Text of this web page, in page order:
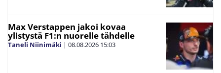
Max Verstappen jakoi kovaa
ylistystä F1:n nuorelle tähdelle
Taneli Niinimäki | 08.08.2026 15:03